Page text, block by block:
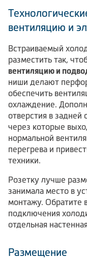
вентиляцию и
Встраиваемый
разместить так,
вентиляцию и
ниши делают
обеспечить
охлаждение.
отверстия в задней
через которые
нормальной
перегрева и
техники.
Розетку лучше
занимала место в
монтажу. Обратите
подключения
отдельная
Размещение